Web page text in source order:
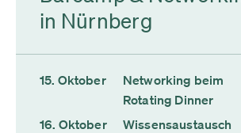
in Nürnberg
15. Oktober
Networking beim
Rotating Dinner
16. Oktober
Wissensaustausch